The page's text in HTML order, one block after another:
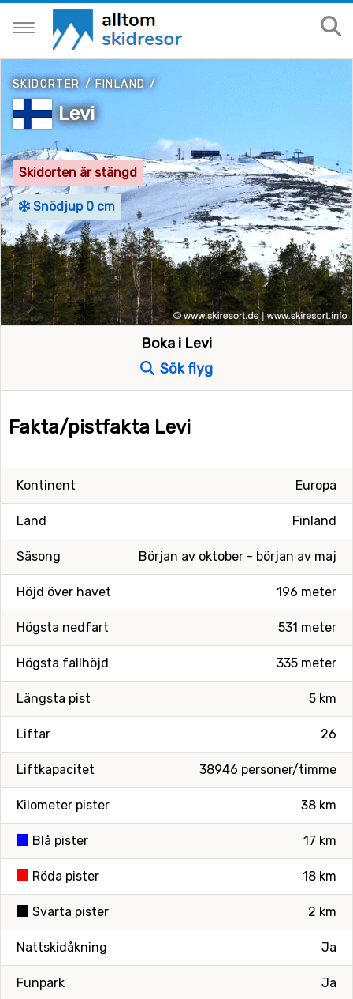
SKIDORTER/FINLAND/
Levi
Skidorten är stängd
Snödjup 0 cm
Boka i Levi
Sök flyg
Fakta/pistfakta Levi
Europa
Kontinent
Finland
Land
Början av oktober - början av maj
Säsong
196 meter
Höjd över havet
531 meter
Högsta nedfart
335 meter
Högsta fallhöjd
5 km
Längsta pist
26
Liftar
38946 personer/timme
Liftkapacitet
38 km
Kilometer pister
17 km
Blå pister
18 km
Röda pister
2 km
Svarta pister
Ja
Nattskidåkning
Ja
Funpark